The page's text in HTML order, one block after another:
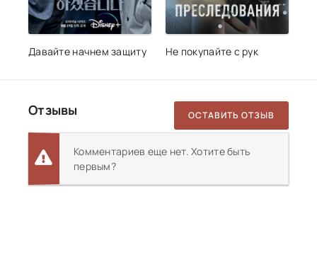
Давайте начнем защиту Не покупайте с рук
Отзывы ОСТАВИТЬ ОТЗЫВ
Комментариев еще нет. Хотите быть
первым?